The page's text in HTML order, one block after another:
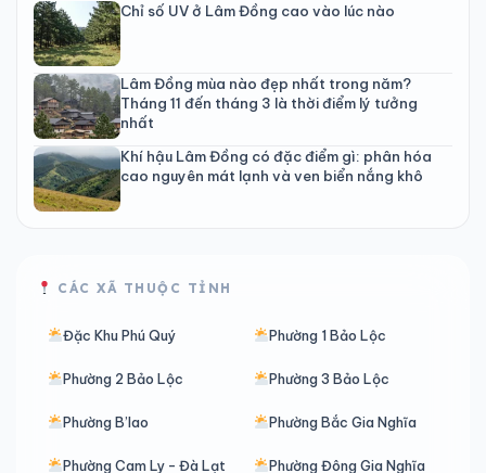
Chỉ số UV ở Lâm Đồng cao vào lúc nào
Lâm Đồng mùa nào đẹp nhất trong năm?
Tháng 11 đến tháng 3 là thời điểm lý tưởng
nhất
Khí hậu Lâm Đồng có đặc điểm gì: phân hóa
cao nguyên mát lạnh và ven biển nắng khô
CÁC XÃ THUỘC TỈNH
Đặc Khu Phú Quý Phường 1 Bảo Lộc
Phường 2 Bảo Lộc Phường 3 Bảo Lộc
Phường B’lao Phường Bắc Gia Nghĩa
Phường Cam Ly - Đà Lạt Phường Đông Gia Nghĩa